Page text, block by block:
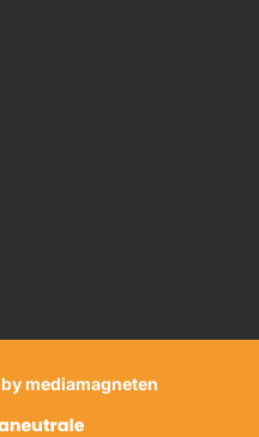
by mediamagneten